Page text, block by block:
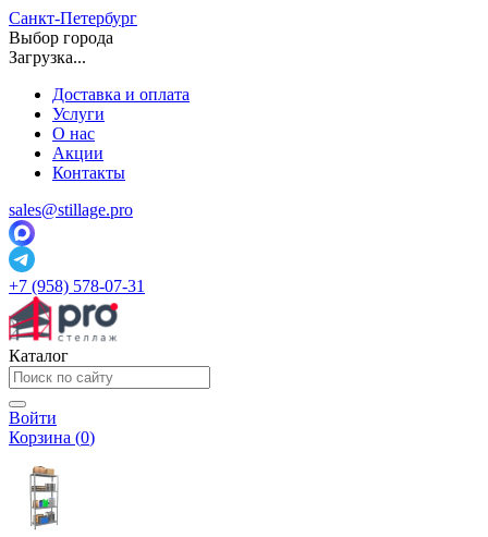
Санкт-Петербург
Выбор города
Загрузка...
Доставка и оплата
Услуги
О нас
Акции
Контакты
sales@stillage.pro
+7 (958) 578-07-31
Каталог
Войти
Корзина (0)